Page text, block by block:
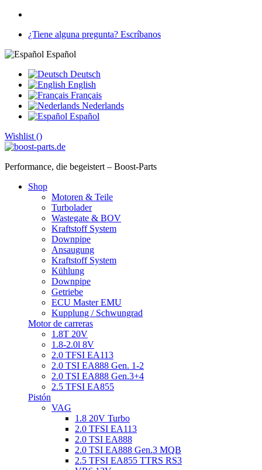
¿Tiene alguna pregunta? Escríbanos
Español
Deutsch
English
Français
Nederlands
Español
Wishlist ()
Performance, die begeistert – Boost-Parts
Shop
Motoren & Teile
Turbolader
Wastegate & BOV
Kraftstoff System
Downpipe
Ansaugung
Kraftstoff System
Kühlung
Downpipe
Getriebe
ECU Master EMU
Kupplung / Schwungrad
Motor de carreras
1.8T 20V
1.8-2.0l 8V
2.0 TFSI EA113
2.0 TSI EA888 Gen. 1-2
2.0 TSI EA888 Gen.3+4
2.5 TFSI EA855
Pistón
VAG
1.8 20V Turbo
2.0 TFSI EA113
2.0 TSI EA888
2.0 TSI EA888 Gen.3 MQB
2.5 TFSI EA855 TTRS RS3